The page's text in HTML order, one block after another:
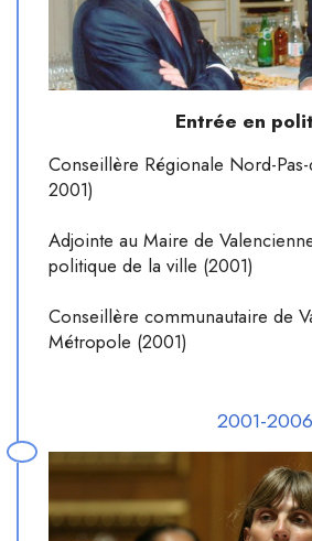
Entrée en
Conseillère Régionale Nord-
2001)
Adjointe au Maire de
politique de la ville (2001)
Conseillère communautaire de
Métropole (2001)
2001-2006